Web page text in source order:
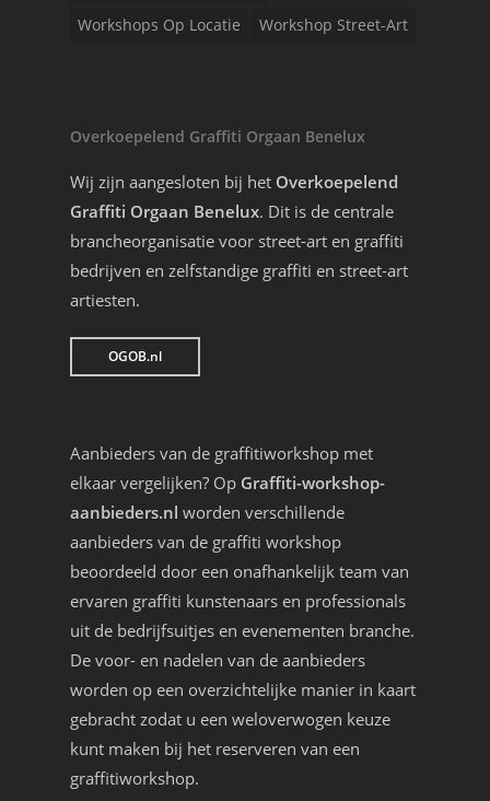
Workshops Op Locatie
Workshop Street-Art
Overkoepelend Graffiti Orgaan Benelux
Wij zijn aangesloten bij het Overkoepelend
Graffiti Orgaan Benelux. Dit is de centrale
brancheorganisatie voor street-art en graffiti
bedrijven en zelfstandige graffiti en street-art
artiesten.
OGOB.nl
Aanbieders van de graffitiworkshop met
elkaar vergelijken? Op Graffiti-workshop-
aanbieders.nl worden verschillende
aanbieders van de graffiti workshop
beoordeeld door een onafhankelijk team van
ervaren graffiti kunstenaars en professionals
uit de bedrijfsuitjes en evenementen branche.
De voor- en nadelen van de aanbieders
worden op een overzichtelijke manier in kaart
gebracht zodat u een weloverwogen keuze
kunt maken bij het reserveren van een
graffitiworkshop.